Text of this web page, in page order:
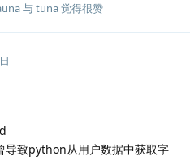
与tuna觉得很赞
致python从用户数据中获取字